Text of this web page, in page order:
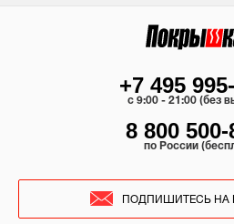
+7 495
c 9:00 - 21:00 (без
8 800 500-
по России
ПОДПИШИТЕСЬ